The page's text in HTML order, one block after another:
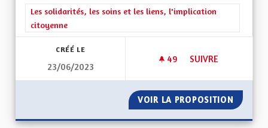
Filtrer les résultats de la catégorie : Les solidarités, les soins
Les solidarités, les soins et les liens, l'implication
citoyenne
CRÉÉ LE
23/06/2023
49 49 ABONNÉS
SUIVRE
VOIR LA PROPOSITION